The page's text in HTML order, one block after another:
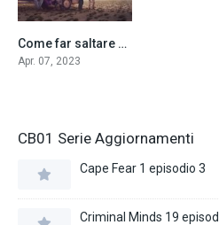
7
Come far saltare un oleodotto (2023)
Apr. 07, 2023
CB01 Serie Aggiornamenti
Cape Fear 1 episodio 3
Criminal Minds 19